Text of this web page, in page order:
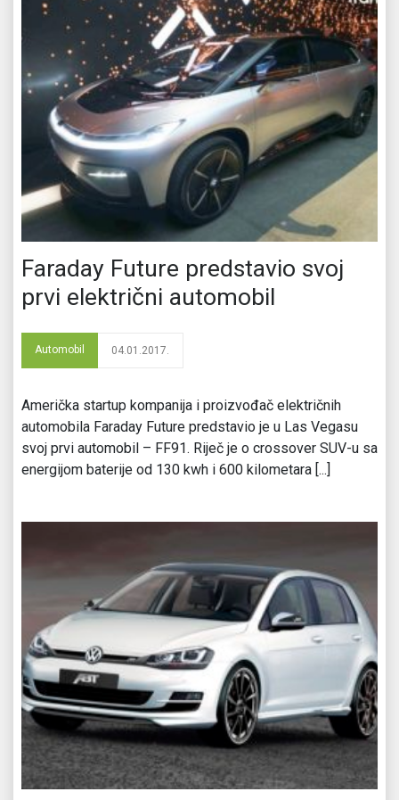
Faraday Future predstavio svoj
prvi električni automobil
Automobil 04.01.2017.
Američka startup kompanija i proizvođač električnih
automobila Faraday Future predstavio je u Las Vegasu
svoj prvi automobil – FF91. Riječ je o crossover SUV-u sa
energijom baterije od 130 kwh i 600 kilometara [...]